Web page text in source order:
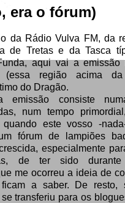
era o fórum)
da Rádio Vulva FM, da
de Tretas e da Tasca
aqui vai a
(essa região acima
do Dragão.
emissão consiste
num tempo
quando este vosso -
fórum de lampiões
especialmente
de ter sido durante
me ocorreu a ideia de
a saber. De resto,
transferiu para os